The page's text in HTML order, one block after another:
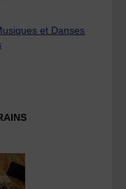
et Danses